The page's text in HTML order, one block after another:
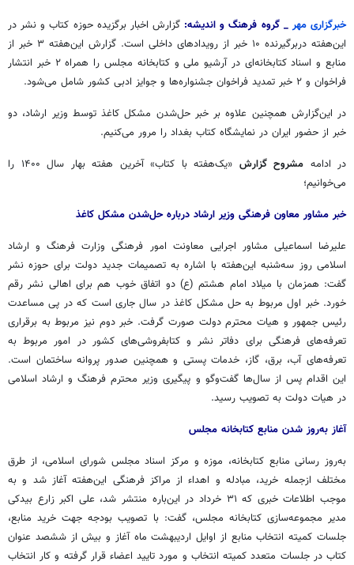
خبرگزاری مهر _ گروه فرهنگ و اندیشه: گزارش اخبار برگزیده حوزه کتاب و نشر در
این‌هفته دربرگیرنده ۱۰ خبر از رویدادهای داخلی است. گزارش این‌هفته ۳ خبر از
منابع و اسناد کتابخانه‌ای در آرشیو ملی و کتابخانه مجلس را همراه ۲ خبر انتشار
فراخوان و ۲ خبر تمدید فراخوان جشنواره‌ها و جوایز ادبی کشور شامل می‌شود.
در این‌گزارش همچنین علاوه بر خبر حل‌شدن مشکل کاغذ توسط وزیر ارشاد، دو
خبر از حضور ایران در نمایشگاه کتاب بغداد را مرور می‌کنیم.
در ادامه مشروح گزارش
«یک‌هفته با کتاب»‌ آخرین هفته بهار سال ۱۴۰۰ را
می‌خوانیم؛
خبر مشاور معاون فرهنگی وزیر ارشاد درباره حل‌شدن مشکل کاغذ
علیرضا اسماعیلی مشاور اجرایی معاونت امور فرهنگی وزارت فرهنگ و ارشاد
اسلامی روز سه‌شنبه این‌هفته با اشاره به تصمیمات جدید دولت برای حوزه نشر
گفت: همزمان با میلاد امام هشتم (ع) دو اتفاق خوب هم برای اهالی نشر رقم
خورد. خبر اول مربوط به حل مشکل کاغذ در سال جاری است که در پی مساعدت
رئیس‎ جمهور و هیات محترم دولت صورت گرفت. خبر دوم نیز مربوط به برقراری
تعرفه‌های فرهنگی برای دفاتر نشر و کتابفروشی‎‌های کشور در امور مربوط به
تعرفه‌‏های آب، برق، گاز، خدمات پستی و همچنین صدور پروانه ساختمان است.
این اقدام پس از سال‌ها گفت‎‌وگو و پیگیری وزیر محترم فرهنگ و ارشاد اسلامی
در هیات دولت به تصویب رسید.
آغاز به‌روز شدن منابع کتابخانه مجلس
به‌روز رسانی منابع کتابخانه، موزه و مرکز اسناد مجلس شورای اسلامی، از طرق
مختلف ازجمله خرید، مبادله و اهداء از مراکز فرهنگی این‌هفته آغاز شد و به
موجب اطلاعات خبری که ۳۱ خرداد در این‌باره منتشر شد، علی اکبر زارع بیدکی
مدیر مجموعه‌سازی کتابخانه مجلس، گفت: با تصویب بودجه جهت خرید منابع،
جلسات کمیته انتخاب منابع از اوایل اردیبهشت ماه آغاز و بیش از ششصد عنوان
کتاب در جلسات متعدد کمیته انتخاب و مورد تایید اعضاء قرار گرفته و کار انتخاب